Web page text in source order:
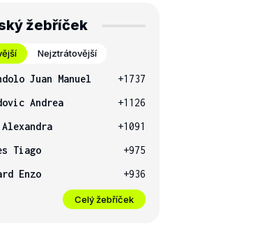
žebříček
Nejztrátovější
Juan Manuel
+1737
Andrea
+1126
+1091
Tiago
+975
Enzo
+936
Celý žebříček